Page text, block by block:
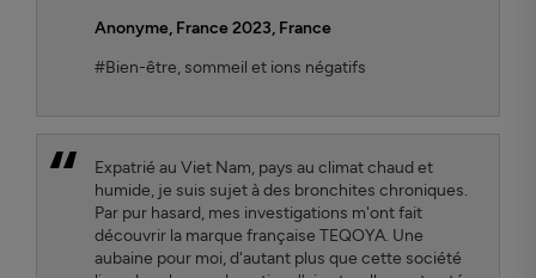
Anonyme, France 2023, France
#Bien-être, sommeil et ions négatifs
Expatrié au Viet Nam, pays au climat chaud et
humide, je suis sujet à des bronchites chroniques.
Par pur hasard, mes investigations m'ont fait
découvrir la marque française TEQOYA. Une
aubaine pour moi, d'autant plus que cette société